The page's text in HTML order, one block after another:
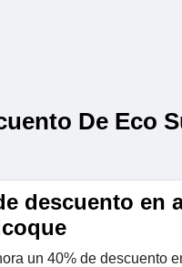
De Eco
descuento en
un 40% de descuento